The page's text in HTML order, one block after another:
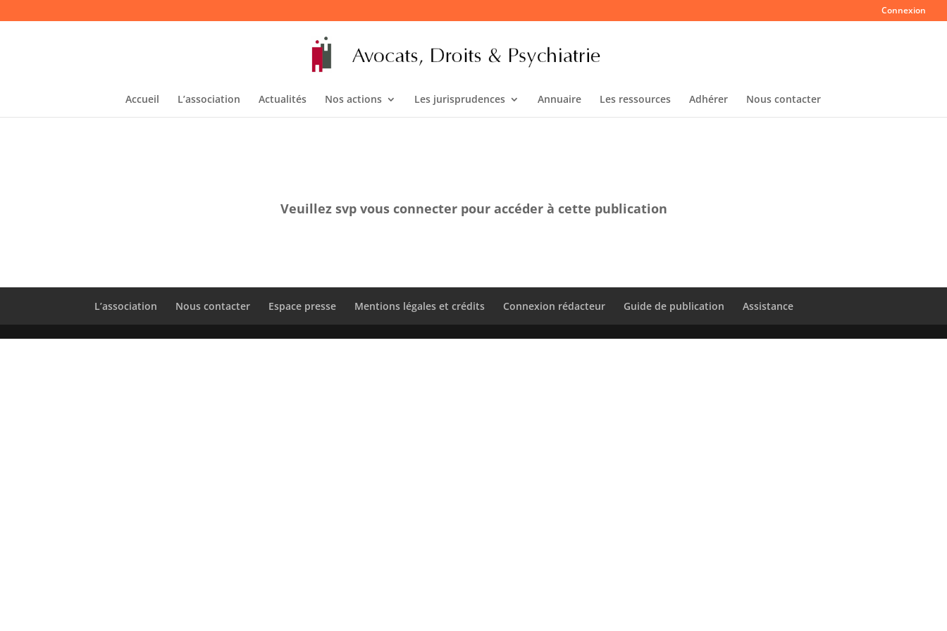
Connexion
Accueil L’association Actualités Nos actions Les jurisprudences Annuaire Les ressources Adhérer Nous contacter
Veuillez svp vous connecter pour accéder à cette publication
L’association Nous contacter Espace presse Mentions légales et crédits Connexion rédacteur Guide de publication Assistance